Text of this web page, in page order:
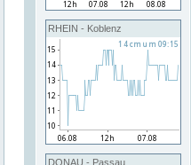
RHEIN - Koblenz
DONAU - Passau